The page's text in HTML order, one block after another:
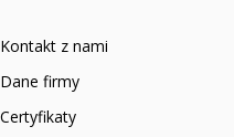
Kontakt z nami
Dane firmy
Certyfikaty